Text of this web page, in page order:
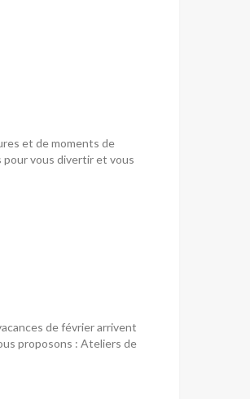
et de moments de
vous divertir et vous
de février arrivent
proposons : Ateliers de